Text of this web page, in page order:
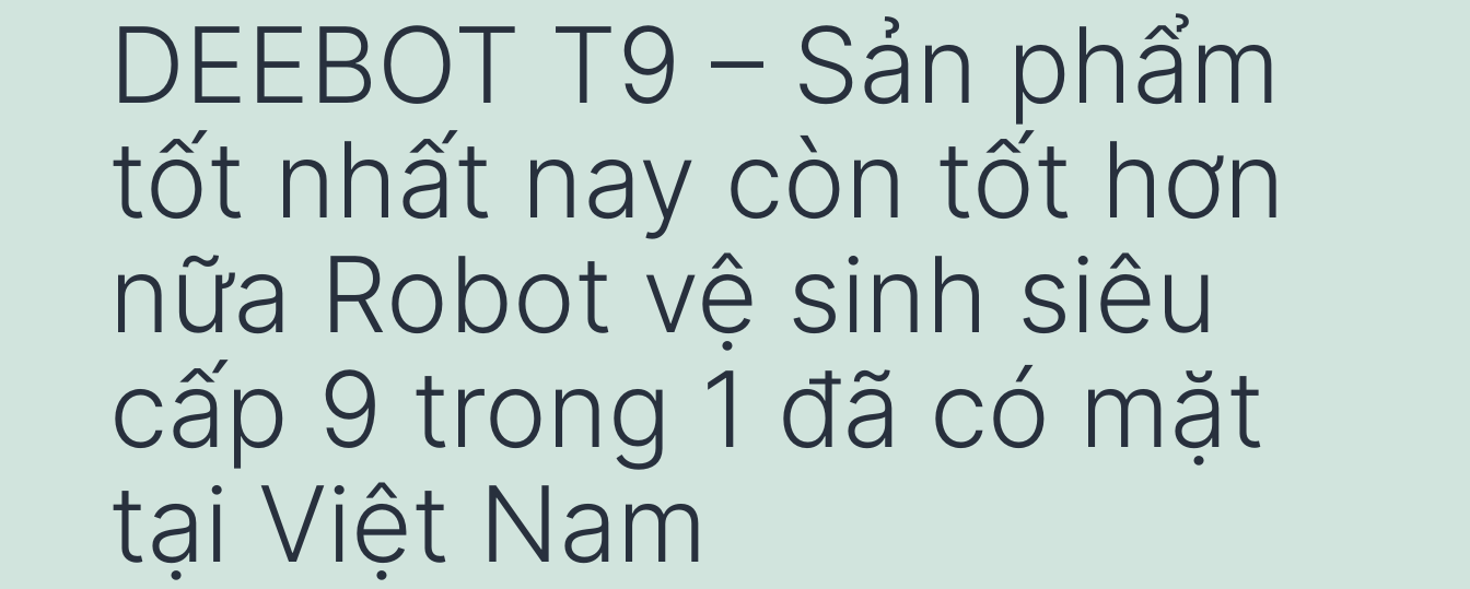
DEEBOT T9 – Sản phẩm
tốt nhất nay còn tốt hơn
nữa Robot vệ sinh siêu
cấp 9 trong 1 đã có mặt
tại Việt Nam